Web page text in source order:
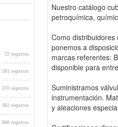
72 registros
291 registros
270 registros
362 registros
886 registros
Nuestro catálogo
petroquímica,
Como distribuidores
ponemos a
marcas referentes:
disponible para
Suministramos
instrumentación.
y aleaciones